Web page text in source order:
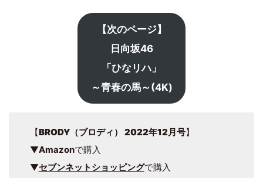
【次のページ】
日向坂46
「ひなリハ」
～青春の馬～(4K)
【BRODY（ブロディ） 2022年12月号】
▼Amazonで購入
▼セブンネットショッピングで購入